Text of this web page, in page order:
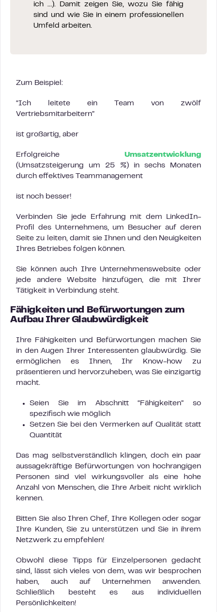
ich …). Damit zeigen Sie, wozu Sie fähig
sind und wie Sie in einem professionellen
Umfeld arbeiten.
Zum Beispiel:
“Ich leitete ein Team von zwölf
Vertriebsmitarbeitern”
ist großartig, aber
Erfolgreiche Umsatzentwicklung
(Umsatzsteigerung um 25 %) in sechs Monaten
durch effektives Teammanagement
ist noch besser!
Verbinden Sie jede Erfahrung mit dem LinkedIn-
Profil des Unternehmens, um Besucher auf deren
Seite zu leiten, damit sie Ihnen und den Neuigkeiten
Ihres Betriebes folgen können.
Sie können auch Ihre Unternehmenswebsite oder
jede andere Website hinzufügen, die mit Ihrer
Tätigkeit in Verbindung steht.
Fähigkeiten und Befürwortungen zum
Aufbau Ihrer Glaubwürdigkeit
Ihre Fähigkeiten und Befürwortungen machen Sie
in den Augen Ihrer Interessenten glaubwürdig. Sie
ermöglichen es Ihnen, Ihr Know-how zu
präsentieren und hervorzuheben, was Sie einzigartig
macht.
Seien Sie im Abschnitt “Fähigkeiten” so
spezifisch wie möglich
Setzen Sie bei den Vermerken auf Qualität statt
Quantität
Das mag selbstverständlich klingen, doch ein paar
aussagekräftige Befürwortungen von hochrangigen
Personen sind viel wirkungsvoller als eine hohe
Anzahl von Menschen, die Ihre Arbeit nicht wirklich
kennen.
Bitten Sie also Ihren Chef, Ihre Kollegen oder sogar
Ihre Kunden, Sie zu unterstützen und Sie in ihrem
Netzwerk zu empfehlen!
Obwohl diese Tipps für Einzelpersonen gedacht
sind, lässt sich vieles von dem, was wir besprochen
haben, auch auf Unternehmen anwenden.
Schließlich besteht es aus individuellen
Persönlichkeiten!